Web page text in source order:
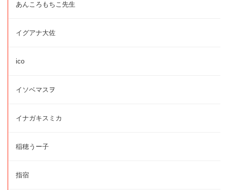
あんころもちこ先生
イグアナ大佐
ico
イソベマスヲ
イナガキスミカ
稲穂うー子
指宿